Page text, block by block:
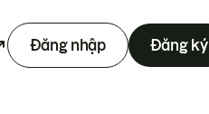
Đăng nhập Đăng ký